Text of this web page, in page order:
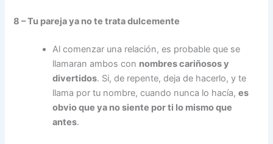
8 – Tu pareja ya no te trata dulcemente
Al comenzar una relación, es probable que se
llamaran ambos con nombres cariñosos y
divertidos. Si, de repente, deja de hacerlo, y te
llama por tu nombre, cuando nunca lo hacía,es
obvio que ya no siente por ti lo mismo que
antes.